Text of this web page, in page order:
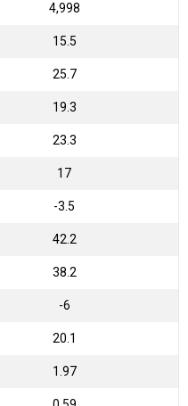
₹4,998
15.5
25.7
19.3
23.3
17
-3.5
42.2
38.2
-6
20.1
1.97